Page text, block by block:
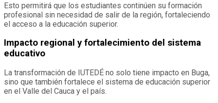
Esto permitirá que los estudiantes continúen su formación
profesional sin necesidad de salir de la región, fortaleciendo
el acceso a la educación superior.
Impacto regional y fortalecimiento del sistema
educativo
La transformación de IUTEDÉ no solo tiene impacto en Buga,
sino que también fortalece el sistema de educación superior
en el Valle del Cauca y el país.